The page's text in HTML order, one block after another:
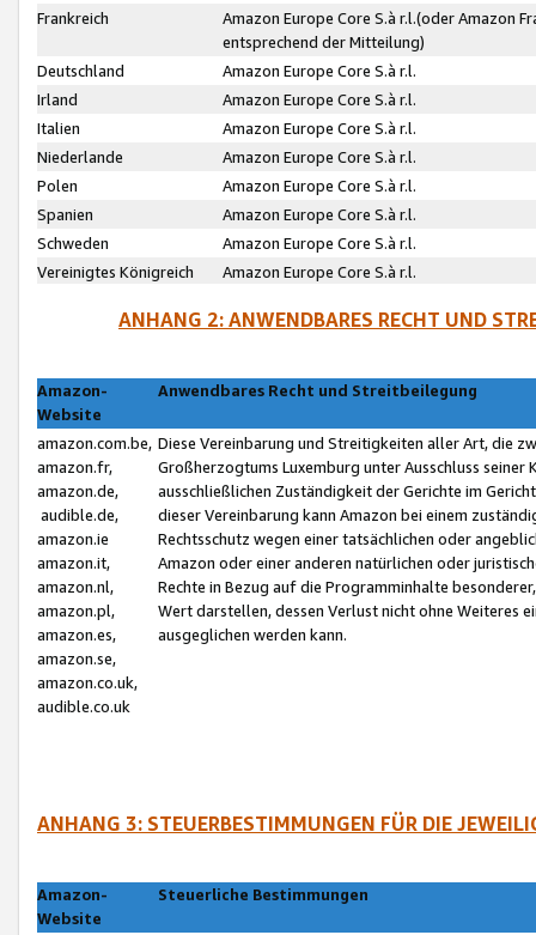
Frankreich
Amazon Europe Core S.à r.l.(oder Amazon
entsprechend der Mitteilung)
Deutschland
Amazon Europe Core S.à r.l.
Irland
Amazon Europe Core S.à r.l.
Italien
Amazon Europe Core S.à r.l.
Niederlande
Amazon Europe Core S.à r.l.
Polen
Amazon Europe Core S.à r.l.
Spanien
Amazon Europe Core S.à r.l.
Schweden
Amazon Europe Core S.à r.l.
Vereinigtes Königreich
Amazon Europe Core S.à r.l.
ANHANG 2: ANWENDBARES RECHT UND
Amazon-
Website
Anwendbares Recht und Streitbeilegung
amazon.com.be,
amazon.fr,
amazon.de,
audible.de,
amazon.ie
amazon.it,
amazon.nl,
amazon.pl,
amazon.es,
amazon.se,
amazon.co.uk,
audible.co.uk
Diese Vereinbarung und Streitigkeiten aller Art, die
Großherzogtums Luxemburg unter Ausschluss
ausschließlichen Zuständigkeit der Gerichte im
dieser Vereinbarung kann Amazon bei einem
Rechtsschutz wegen einer tatsächlichen oder
Amazon oder einer anderen natürlichen oder
Rechte in Bezug auf die Programminhalte
Wert darstellen, dessen Verlust nicht ohne Weiteres
ausgeglichen werden kann.
ANHANG 3: STEUERBESTIMMUNGEN FÜR DIE
Amazon-
Website
Steuerliche Bestimmungen